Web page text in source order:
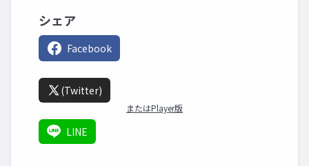
シェア
Facebook
(Twitter)
またはPlayer版
LINE